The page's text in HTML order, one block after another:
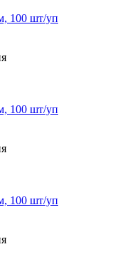
100 шт/уп
100 шт/уп
100 шт/уп